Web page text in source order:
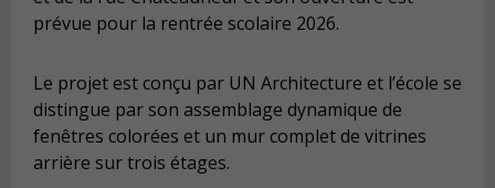
prévue pour la rentrée scolaire 2026.
Le projet est conçu par UN Architecture et l’école se
distingue par son assemblage dynamique de
fenêtres colorées et un mur complet de vitrines
arrière sur trois étages.